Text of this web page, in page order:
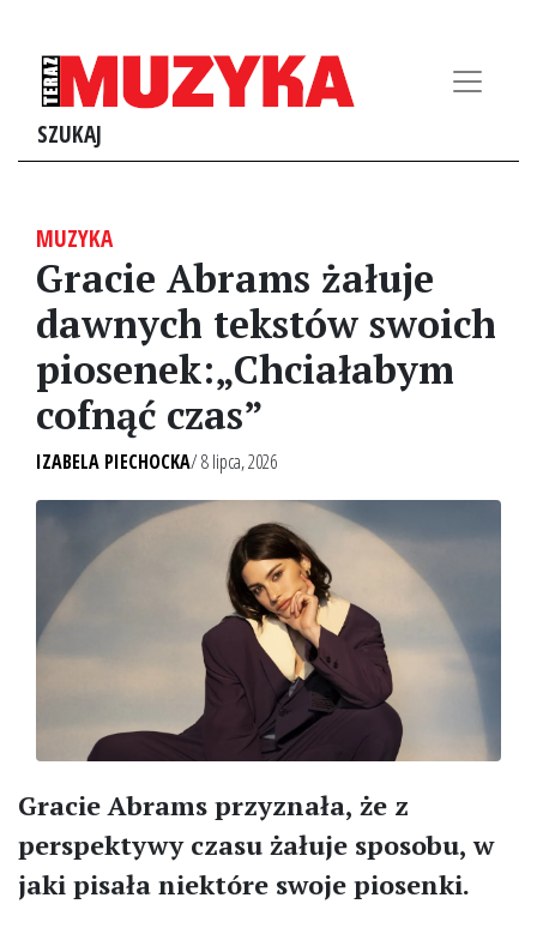
SZUKAJ
MUZYKA
Gracie Abrams żałuje
dawnych tekstów swoich
piosenek:„Chciałabym
cofnąć czas”
IZABELA PIECHOCKA/ 8 lipca, 2026
Gracie Abrams przyznała, że z
perspektywy czasu żałuje sposobu, w
jaki pisała niektóre swoje piosenki.